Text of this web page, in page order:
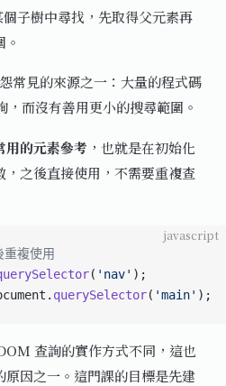
子樹中尋找，先取得父元素再
常見的來源之一：大量的程式碼
，而沒有善用更小的搜尋範圍。
用的元素參考 ，也就是在初始化
之後直接使用，不需要重複查
javascript
複使用
( 'nav' );
querySelector( 'main' );
查詢的實作方式不同，這也
因之一。這門課的目標是先建